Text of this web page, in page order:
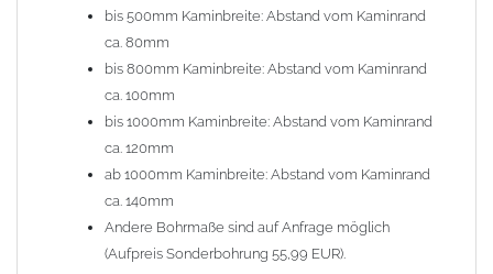
Es stehen insgesamt 20 verschiedene Typen zur Auswahl. Bitte
Auswahlfeldangeben.
Standardhauben siehe Auswahlfeld: 01 Haus,03 Welle
(unser Topseller)
Laube, 13 Schwalbe, 14 Sattel Welle, 15 Welle 90° gedreht,
17 Dach, 18 Plafond 2, 19 S-Line, 20 Pult
Typ 07 (Welle hoch) und 08 (Doppel Welle) haben einen
Aufpreis von 20% (bitte anfragen - Bestellung nicht über
Shop möglich).
Die Typen 02 (Bogen), 06 (Krempe), 09 (Pagode), 10
bis 500mm Kaminbreite: Abstand vom Kaminrand
ca. 80mm
bis 800mm Kaminbreite: Abstand vom Kaminrand
ca. 100mm
bis 1000mm Kaminbreite: Abstand vom Kaminrand
ca. 120mm
ab 1000mm Kaminbreite: Abstand vom Kaminrand
ca. 140mm
Andere Bohrmaße sind auf Anfrage möglich
(Aufpreis Sonderbohrung 55,99 EUR).